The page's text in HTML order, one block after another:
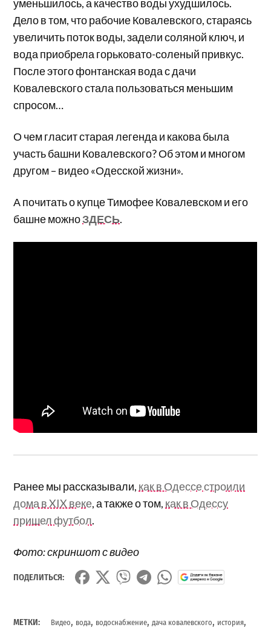
уменьшилось, а качество воды ухудшилось.
Дело в том, что рабочие Ковалевского, стараясь
увеличить поток воды, задели соляной ключ, и
вода приобрела горьковато-соленый привкус.
После этого фонтанская вода с дачи
Ковалевского стала пользоваться меньшим
спросом…
О чем гласит старая легенда и какова была
участь башни Ковалевского? Об этом и многом
другом – видео «Одесской жизни».
А почитать о купце Тимофее Ковалевском и его
башне можноЗДЕСЬ.
Ранее мы рассказывали, как в Одессе строили
дома в XIX веке, а также о том, как в Одессу
пришел футбол.
Фото: скриншот с видео
ПОДЕЛИТЬСЯ:
МЕТКИ: Видео, вода, водоснабжение,дача ковалевского, история,